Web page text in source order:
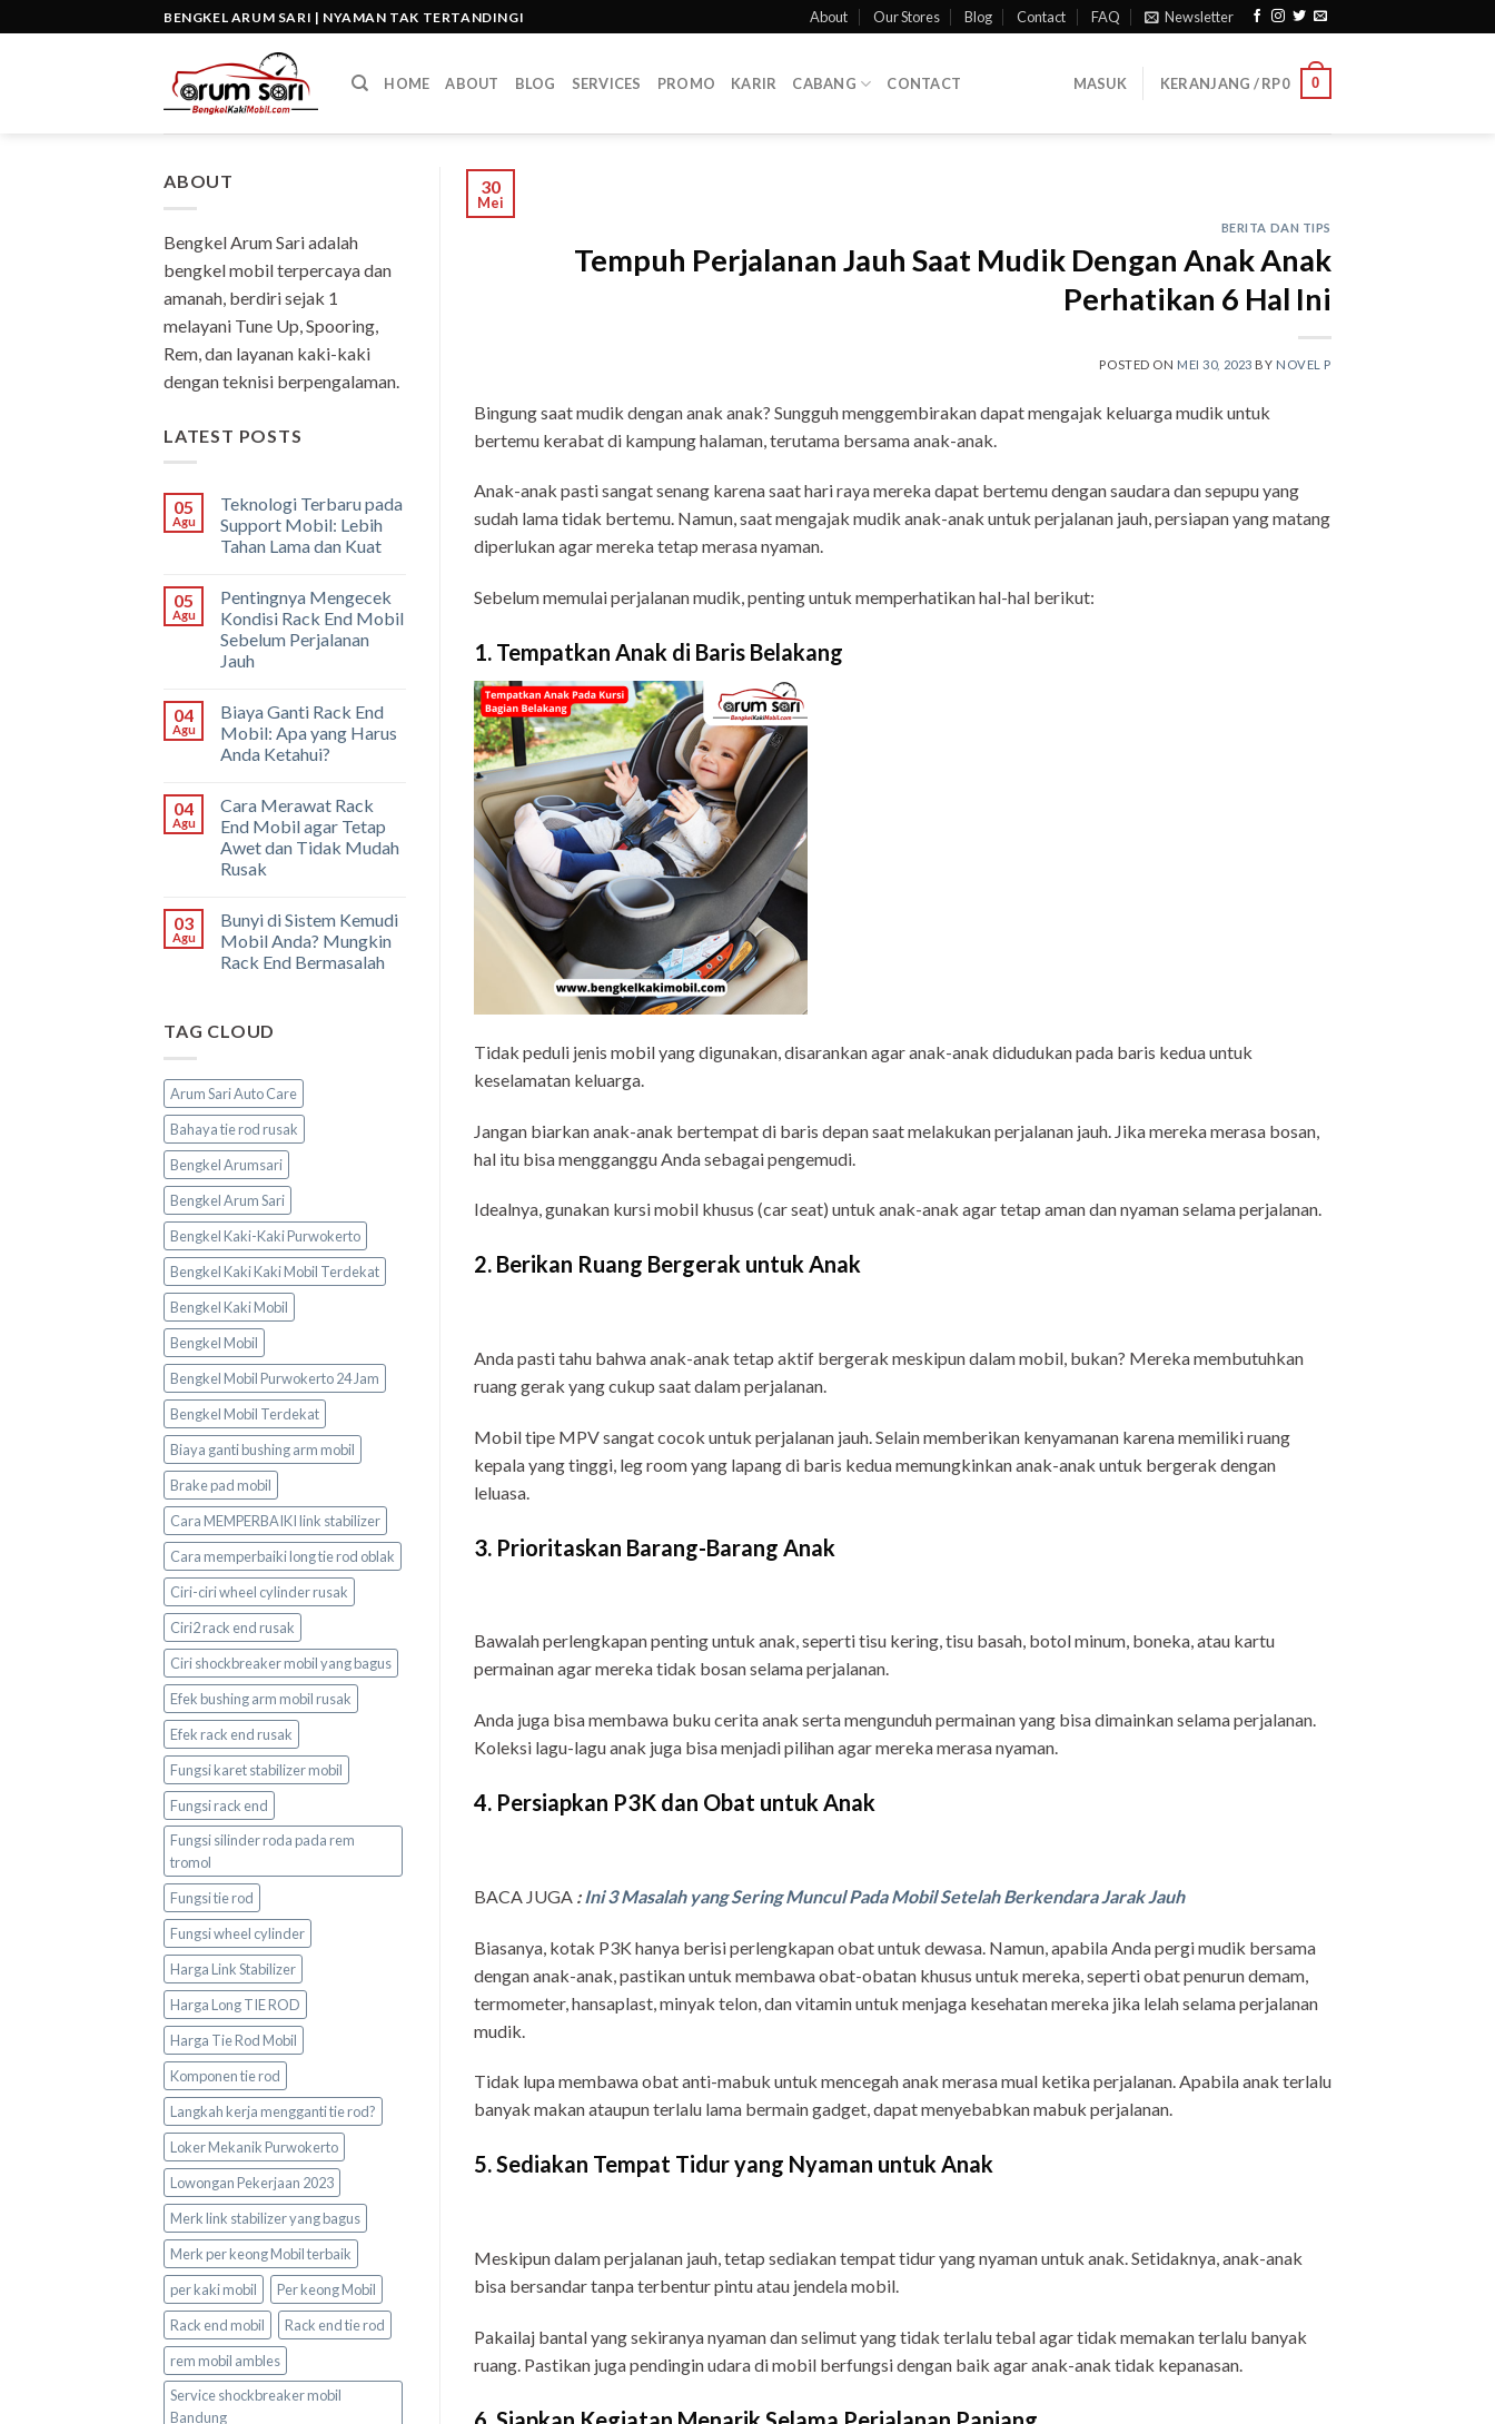
to
BENGKEL ARUM SARI | NYAMAN TAK TERTANDINGI About Our Stores Blog Contact FAQ Newsletter
HOME ABOUT BLOG SERVICES PROMO KARIR CABANG CONTACT MASUK KERANJANG /RP0 0
ABOUT
Bengkel Arum Sari adalah
bengkel mobil terpercaya dan
amanah, berdiri sejak 1
melayani Tune Up, Spooring,
Rem, dan layanan kaki-kaki
dengan teknisi berpengalaman.
LATEST POSTS
05
Agu
Teknologi Terbaru pada
Support Mobil: Lebih
Tahan Lama dan Kuat
05
Agu
Pentingnya Mengecek
Kondisi Rack End Mobil
Sebelum Perjalanan
Jauh
04
Agu
Biaya Ganti Rack End
Mobil: Apa yang Harus
Anda Ketahui?
04
Agu
Cara Merawat Rack
End Mobil agar Tetap
Awet dan Tidak Mudah
Rusak
03
Agu
Bunyi di Sistem Kemudi
Mobil Anda? Mungkin
Rack End Bermasalah
TAG CLOUD
Arum Sari Auto Care
Bahaya tie rod rusak
Bengkel Arumsari
Bengkel Arum Sari
Bengkel Kaki-Kaki Purwokerto
Bengkel Kaki Kaki Mobil Terdekat
Bengkel Kaki Mobil
Bengkel Mobil
Bengkel Mobil Purwokerto 24 Jam
Bengkel Mobil Terdekat
Biaya ganti bushing arm mobil
Brake pad mobil
Cara MEMPERBAIKI link stabilizer
Cara memperbaiki long tie rod oblak
Ciri-ciri wheel cylinder rusak
Ciri2 rack end rusak
Ciri shockbreaker mobil yang bagus
Efek bushing arm mobil rusak
Efek rack end rusak
Fungsi karet stabilizer mobil
Fungsi rack end
Fungsi silinder roda pada rem
tromol
Fungsi tie rod
Fungsi wheel cylinder
Harga Link Stabilizer
Harga Long TIE ROD
Harga Tie Rod Mobil
Komponen tie rod
Langkah kerja mengganti tie rod?
Loker Mekanik Purwokerto
Lowongan Pekerjaan 2023
Merk link stabilizer yang bagus
Merk per keong Mobil terbaik
per kaki mobil
Per keong Mobil
Rack end mobil
Rack end tie rod
rem mobil ambles
Service shockbreaker mobil
Bandung
30
Mei
BERITA DAN TIPS
Tempuh Perjalanan Jauh Saat Mudik Dengan Anak Anak
Perhatikan 6 Hal Ini
POSTED ON MEI 30, 2023 BY NOVEL P
Bingung saat mudik dengan anak anak? Sungguh menggembirakan dapat mengajak keluarga mudik untuk
bertemu kerabat di kampung halaman, terutama bersama anak-anak.
Anak-anak pasti sangat senang karena saat hari raya mereka dapat bertemu dengan saudara dan sepupu yang
sudah lama tidak bertemu. Namun, saat mengajak mudik anak-anak untuk perjalanan jauh, persiapan yang matang
diperlukan agar mereka tetap merasa nyaman.
Sebelum memulai perjalanan mudik, penting untuk memperhatikan hal-hal berikut:
1. Tempatkan Anak di Baris Belakang
Tidak peduli jenis mobil yang digunakan, disarankan agar anak-anak didudukan pada baris kedua untuk
keselamatan keluarga.
Jangan biarkan anak-anak bertempat di baris depan saat melakukan perjalanan jauh. Jika mereka merasa bosan,
hal itu bisa mengganggu Anda sebagai pengemudi.
Idealnya, gunakan kursi mobil khusus (car seat) untuk anak-anak agar tetap aman dan nyaman selama perjalanan.
2. Berikan Ruang Bergerak untuk Anak
Anda pasti tahu bahwa anak-anak tetap aktif bergerak meskipun dalam mobil, bukan? Mereka membutuhkan
ruang gerak yang cukup saat dalam perjalanan.
Mobil tipe MPV sangat cocok untuk perjalanan jauh. Selain memberikan kenyamanan karena memiliki ruang
kepala yang tinggi, leg room yang lapang di baris kedua memungkinkan anak-anak untuk bergerak dengan
leluasa.
3. Prioritaskan Barang-Barang Anak
Bawalah perlengkapan penting untuk anak, seperti tisu kering, tisu basah, botol minum, boneka, atau kartu
permainan agar mereka tidak bosan selama perjalanan.
Anda juga bisa membawa buku cerita anak serta mengunduh permainan yang bisa dimainkan selama perjalanan.
Koleksi lagu-lagu anak juga bisa menjadi pilihan agar mereka merasa nyaman.
4. Persiapkan P3K dan Obat untuk Anak
BACA JUGA : Ini 3 Masalah yang Sering Muncul Pada Mobil Setelah Berkendara Jarak Jauh
Biasanya, kotak P3K hanya berisi perlengkapan obat untuk dewasa. Namun, apabila Anda pergi mudik bersama
dengan anak-anak, pastikan untuk membawa obat-obatan khusus untuk mereka, seperti obat penurun demam,
termometer, hansaplast, minyak telon, dan vitamin untuk menjaga kesehatan mereka jika lelah selama perjalanan
mudik.
Tidak lupa membawa obat anti-mabuk untuk mencegah anak merasa mual ketika perjalanan. Apabila anak terlalu
banyak makan ataupun terlalu lama bermain gadget, dapat menyebabkan mabuk perjalanan.
5. Sediakan Tempat Tidur yang Nyaman untuk Anak
Meskipun dalam perjalanan jauh, tetap sediakan tempat tidur yang nyaman untuk anak. Setidaknya, anak-anak
bisa bersandar tanpa terbentur pintu atau jendela mobil.
Pakailaj bantal yang sekiranya nyaman dan selimut yang tidak terlalu tebal agar tidak memakan terlalu banyak
ruang. Pastikan juga pendingin udara di mobil berfungsi dengan baik agar anak-anak tidak kepanasan.